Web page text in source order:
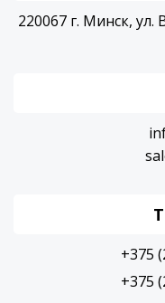
220067 г. Минск,
+375
+375